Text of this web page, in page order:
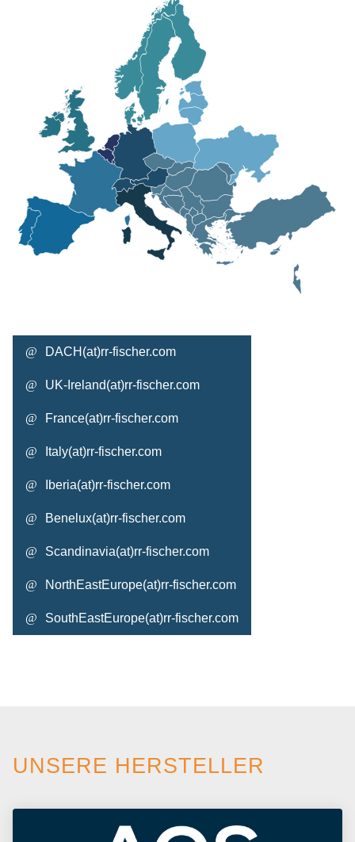
DACH rr-fischer.com
UK-Ireland rr-fischer.com
France rr-fischer.com
Italy rr-fischer.com
Iberia rr-fischer.com
Benelux rr-fischer.com
Scandinavia rr-fischer.com
NorthEastEurope rr-fischer.com
SouthEastEurope rr-fischer.com
UNSERE HERSTELLER